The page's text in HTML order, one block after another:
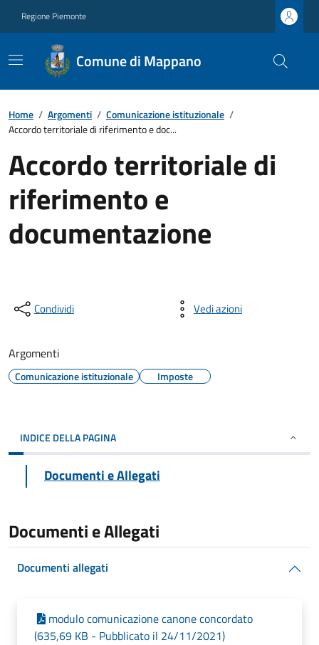
Regione Piemonte
Comune di Mappano
Home / Argomenti / Comunicazione istituzionale /
Accordo territoriale di riferimento e doc...
Accordo territoriale di
riferimento e
documentazione
Condividi Vedi azioni
Argomenti
Comunicazione istituzionale Imposte
INDICE DELLA PAGINA
Documenti e Allegati
Documenti e Allegati
Documenti allegati
modulo comunicazione canone concordato
(635,69 KB - Pubblicato il 24/11/2021)